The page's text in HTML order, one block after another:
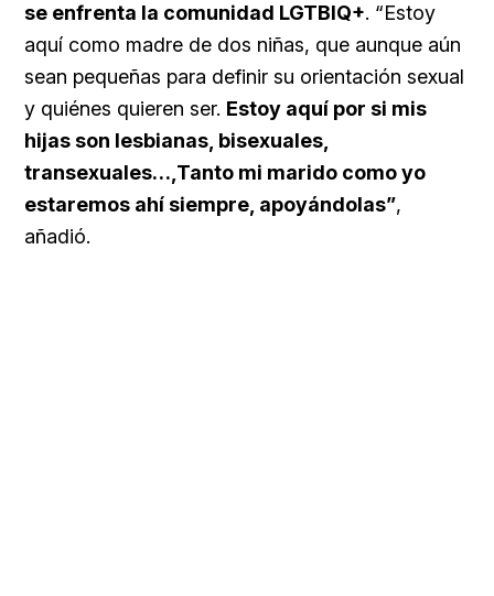
se enfrenta la comunidad LGTBIQ+. “Estoy
aquí como madre de dos niñas, que aunque aún
sean pequeñas para definir su orientación sexual
y quiénes quieren ser. Estoy aquí por si mis
hijas son lesbianas, bisexuales,
transexuales…,Tanto mi marido como yo
estaremos ahí siempre, apoyándolas”,
añadió.